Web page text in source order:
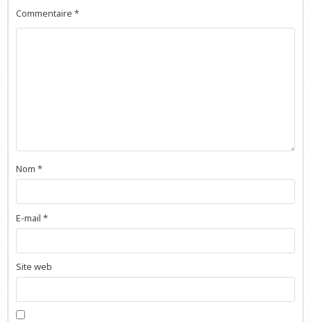
Commentaire*
Nom*
E-mail*
Site web